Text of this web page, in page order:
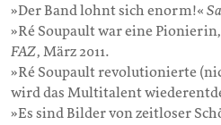
»Der Band lohnt sich enorm!«
»Ré Soupault war eine
FAZ, März 2011.
»Ré Soupault revolutionierte
wird das Multitalent
»Es sind Bilder von zeitloser